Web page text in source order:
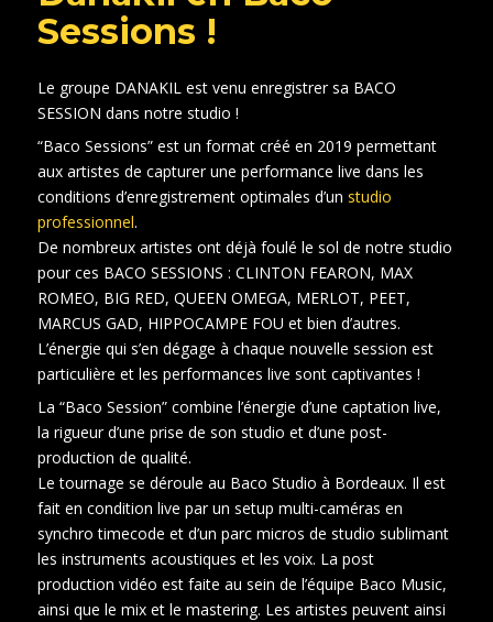
Sessions !
Le groupe DANAKIL est venu enregistrer sa BACO
SESSION dans notre studio !
“Baco Sessions” est un format créé en 2019 permettant
aux artistes de capturer une performance live dans les
conditions d’enregistrement optimales d’unstudio
professionnel.
De nombreux artistes ont déjà foulé le sol de notre studio
pour ces BACO SESSIONS : CLINTON FEARON, MAX
ROMEO, BIG RED, QUEEN OMEGA, MERLOT, PEET,
MARCUS GAD, HIPPOCAMPE FOU et bien d’autres.
L’énergie qui s’en dégage à chaque nouvelle session est
particulière et les performances live sont captivantes !
La “Baco Session” combine l’énergie d’une captation live,
la rigueur d’une prise de son studio et d’une post-
production de qualité.
Le tournage se déroule au Baco Studio à Bordeaux. Il est
fait en condition live par un setup multi-caméras en
synchro timecode et d’un parc micros de studio sublimant
les instruments acoustiques et les voix. La post
production vidéo est faite au sein de l’équipe Baco Music,
ainsi que le mix et le mastering. Les artistes peuvent ainsi